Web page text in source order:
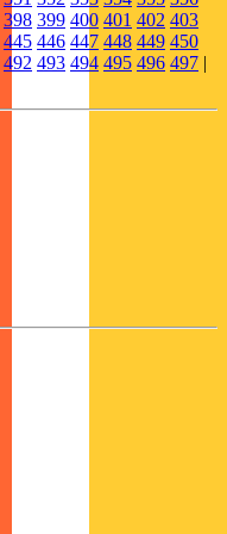
398 399 400 401 402 403
445 446 447 448 449 450
492 493 494 495 496 497 |